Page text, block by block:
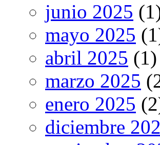
junio 2025
mayo 2025
abril 2025 (1)
marzo 2025
enero 2025
diciembre